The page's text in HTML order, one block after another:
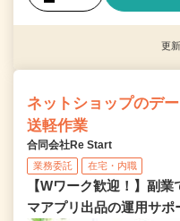
更
ネットショップのデ
送軽作業
合同会社Re Start
業務委託 在宅・内職
【Wワーク歓迎！】副
マアプリ出品の運用サ